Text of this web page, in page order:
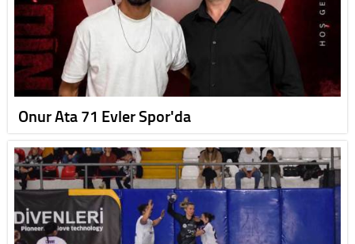
Onur Ata 71 Evler Spor'da